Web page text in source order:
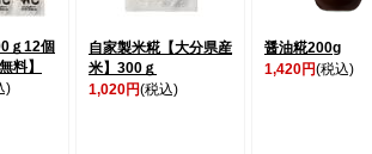
ｇ12個
料】
)
自家製米糀【大分県産
米】300ｇ
1,020円(税込)
醤油糀200g
1,420円(税込)